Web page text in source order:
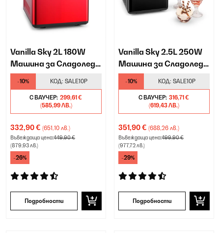
Vanilla Sky 2L 180W
Машина за Сладолед с
Компресор Червено
-10% КОД: SALE10P
С ВАУЧЕР: 299,61 €
(585,99 ЛВ.)
332,90 € (651,10 лв.)
Въвеждаща цена:449,90 €
(879,93 лв.)
-26%
Подробности
Vanilla Sky 2.5L 250W
Машина за Сладолед с
Компресор Черно
-10% КОД: SALE10P
С ВАУЧЕР: 316,71 €
(619,43 ЛВ.)
351,90 € (688,26 лв.)
Въвеждаща цена:499,90 €
(977,72 лв.)
-29%
Подробности